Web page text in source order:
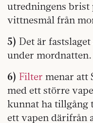
utredningens brist
vittnesmål från
5) Det är
under mordnatten.
6) Filter menar att
med ett större
kunnat ha tillgång
ett vapen därifrån